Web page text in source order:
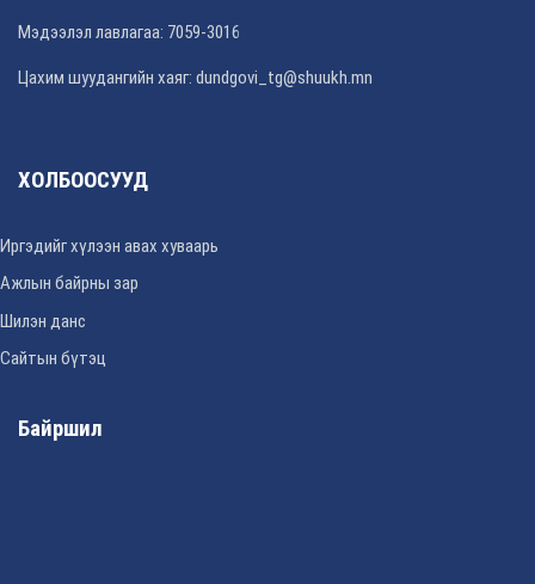
Мэдээлэл лавлагаа: 7059-3016
Цахим шуудангийн хаяг: dundgovi_tg@shuukh.mn
ХОЛБООСУУД
Иргэдийг хүлээн авах хуваарь
Ажлын байрны зар
Шилэн данс
Сайтын бүтэц
Байршил